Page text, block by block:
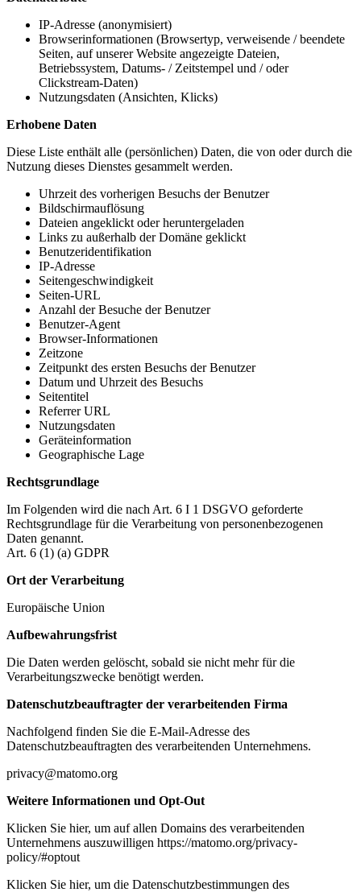
IP-Adresse (anonymisiert)
Browserinformationen (Browsertyp, verweisende / beendete
Seiten, auf unserer Website angezeigte Dateien,
Betriebssystem, Datums- / Zeitstempel und / oder
Clickstream-Daten)
Nutzungsdaten (Ansichten, Klicks)
Erhobene Daten
Diese Liste enthält alle (persönlichen) Daten, die von oder durch die
Nutzung dieses Dienstes gesammelt werden.
Uhrzeit des vorherigen Besuchs der Benutzer
Bildschirmauflösung
Dateien angeklickt oder heruntergeladen
Links zu außerhalb der Domäne geklickt
Benutzeridentifikation
IP-Adresse
Seitengeschwindigkeit
Seiten-URL
Anzahl der Besuche der Benutzer
Benutzer-Agent
Browser-Informationen
Zeitzone
Zeitpunkt des ersten Besuchs der Benutzer
Datum und Uhrzeit des Besuchs
Seitentitel
Referrer URL
Nutzungsdaten
Geräteinformation
Geographische Lage
Rechtsgrundlage
Im Folgenden wird die nach Art. 6 I 1 DSGVO geforderte
Rechtsgrundlage für die Verarbeitung von personenbezogenen
Daten genannt.
Art. 6 (1) (a) GDPR
Ort der Verarbeitung
Europäische Union
Aufbewahrungsfrist
Die Daten werden gelöscht, sobald sie nicht mehr für die
Verarbeitungszwecke benötigt werden.
Datenschutzbeauftragter der verarbeitenden Firma
Nachfolgend finden Sie die E-Mail-Adresse des
Datenschutzbeauftragten des verarbeitenden Unternehmens.
privacy@matomo.org
Weitere Informationen und Opt-Out
Klicken Sie hier, um auf allen Domains des verarbeitenden
Unternehmens auszuwilligen https://matomo.org/privacy-
policy/#optout
Klicken Sie hier, um die Datenschutzbestimmungen des